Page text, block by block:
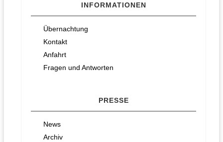
INFORMATIONEN
Übernachtung
Kontakt
Anfahrt
Fragen und Antworten
PRESSE
News
Archiv